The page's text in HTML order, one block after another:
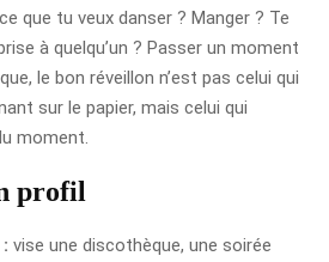
que tu veux danser ? Manger ? Te
à quelqu’un ? Passer un moment
le bon réveillon n’est pas celui qui
sur le papier, mais celui qui
moment.
profil
vise une discothèque, une soirée